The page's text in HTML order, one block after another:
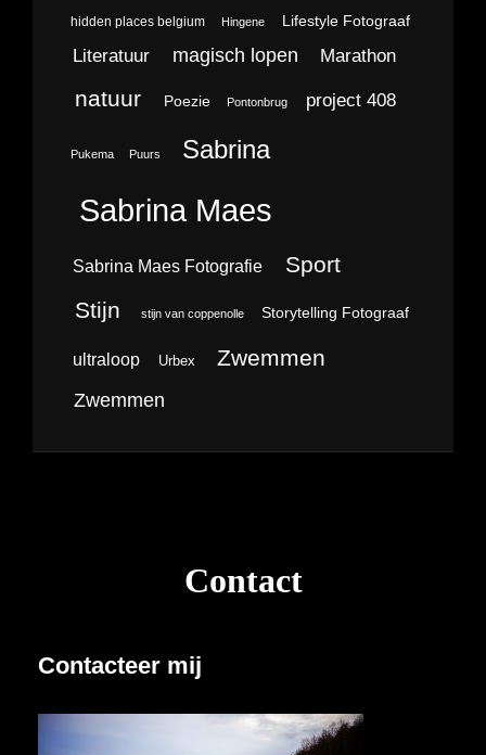
hidden places belgium Hingene Lifestyle Fotograaf
Literatuur magisch lopen Marathon
natuur Poezie Pontonbrug project 408
Pukema Puurs Sabrina
Sabrina Maes
Sabrina Maes Fotografie Sport
Stijn stijn van coppenolle Storytelling Fotograaf
ultraloop Urbex Zwemmen
Zwemmen
Contact
Contacteer mij